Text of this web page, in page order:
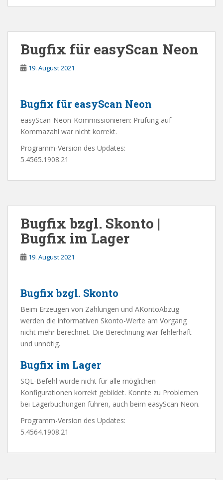
Bugfix für easyScan Neon
19. August 2021
Bugfix für easyScan Neon
easyScan-Neon-Kommissionieren: Prüfung auf
Kommazahl war nicht korrekt.
Programm-Version des Updates:
5.4565.1908.21
Bugfix bzgl. Skonto |
Bugfix im Lager
19. August 2021
Bugfix bzgl. Skonto
Beim Erzeugen von Zahlungen und AKontoAbzug
werden die informativen Skonto-Werte am Vorgang
nicht mehr berechnet. Die Berechnung war fehlerhaft
und unnötig.
Bugfix im Lager
SQL-Befehl wurde nicht für alle möglichen
Konfigurationen korrekt gebildet. Konnte zu Problemen
bei Lagerbuchungen führen, auch beim easyScan Neon.
Programm-Version des Updates:
5.4564.1908.21